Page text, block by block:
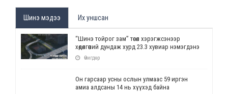
Шинэ мэдээ Их уншсан
“Шинэ тойрог зам” төсөл хэрэгжсэнээр
хөдөлгөөний дундаж хурд 23.3 хувиар нэмэгдэнэ
Өчигдөр
Он гарсаар усны ослын улмаас 59 иргэн
амиа алдсаны 14 нь хүүхэд байна